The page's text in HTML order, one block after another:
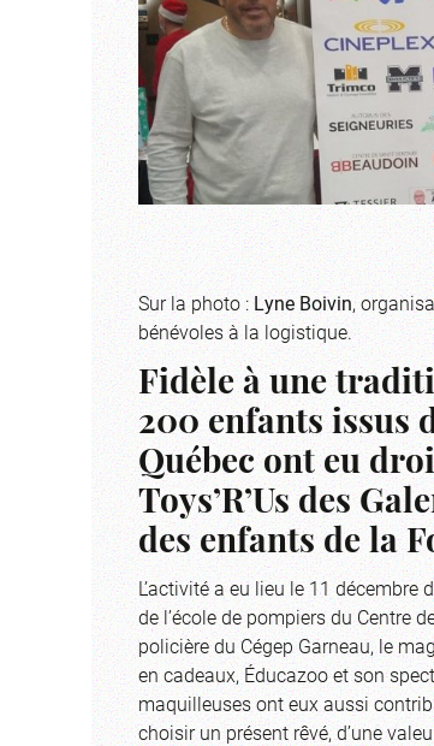
Sur la photo :Lyne Boivin,
bénévoles à la logistique.
Fidèle à une
200 enfants issus
Québec ont eu
Toys’R’Us des
des enfants de la
L’activité a eu lieu le 11
de l’école de pompiers du Centre
policière du Cégep Garneau, le
en cadeaux, Éducazoo et son
maquilleuses ont eux aussi
choisir un présent rêvé, d’une